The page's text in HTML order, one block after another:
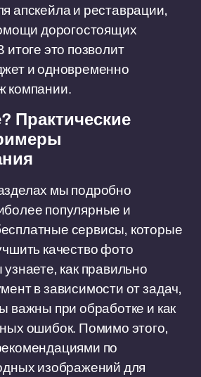
апскейла и реставрации,
дорогостоящих
это позволит
и одновременно
компании.
Практические
мы подробно
популярные и
сервисы, которые
качество фото
как правильно
в зависимости от задач,
важны при обработке и как
ошибок. Помимо этого,
по
изображений для